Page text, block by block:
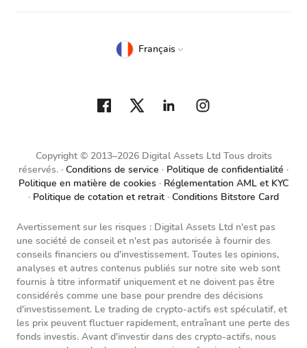
Copyright © 2013–2026 Digital Assets Ltd Tous droits
réservés. Conditions de service
Politique de confidentialité
Politique en matière de cookies
Réglementation AML et KYC
Politique de cotation et retrait Conditions Bitstore Card
Français
Avertissement sur les risques : Digital Assets Ltd n'est pas
une société de conseil et n'est pas autorisée à fournir des
conseils financiers ou d'investissement. Toutes les opinions,
analyses et autres contenus publiés sur notre site web sont
fournis à titre informatif uniquement et ne doivent pas être
considérés comme une base pour prendre des décisions
d'investissement. Le trading de crypto-actifs est spéculatif, et
les prix peuvent fluctuer rapidement, entraînant une perte des
fonds investis. Avant d'investir dans des crypto-actifs, nous